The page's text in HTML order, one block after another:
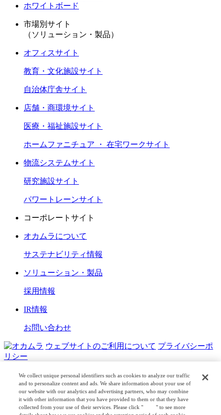
ホワイトボード
市場別サイト
（ソリューション・製品）
オフィスサイト
教育・文化施設サイト
自治体庁舎サイト
店舗・商環境サイト
医療・福祉施設サイト
ホームファニチュア ・ 在宅ワークサイト
物流システムサイト
研究施設サイト
パワートレーンサイト
コーポレートサイト
オカムラについて
サステナビリティ情報
ソリューション・製品
採用情報
IR情報
お問い合わせ
ウェブサイトのご利用について プライバシーポ
リシー
COPYRIGHT © OKAMURA CORPORATION. ALL RIGHTS
RESERVED.
日本公式 企業広報
We collect unique personal identifiers such as cookies to analyze our traffic
and to personalize content and ads. We share information about your use of
our website with our analytics and advertising partners, who may combine
it with other information that you have provided to them or that they have
collected from your use of their services. Please click "
here" to see more